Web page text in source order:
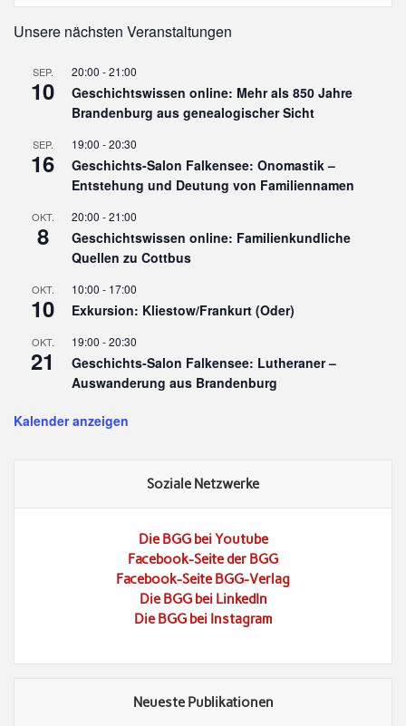
Unsere nächsten Veranstaltungen
SEP.
10
20:00 -21:00
Geschichtswissen online: Mehr als 850 Jahre
Brandenburg aus genealogischer Sicht
SEP.
16
19:00 -20:30
Geschichts-Salon Falkensee: Onomastik –
Entstehung und Deutung von Familiennamen
OKT.
8
20:00 -21:00
Geschichtswissen online: Familienkundliche
Quellen zu Cottbus
OKT.
10
10:00 - 17:00
Exkursion: Kliestow/Frankurt (Oder)
OKT.
21
19:00 -20:30
Geschichts-Salon Falkensee: Lutheraner –
Auswanderung aus Brandenburg
Kalender anzeigen
Soziale Netzwerke
Die BGG bei Youtube
Facebook-Seite der BGG
Facebook-Seite BGG-Verlag
Die BGG bei LinkedIn
Die BGG bei Instagram
Neueste Publikationen